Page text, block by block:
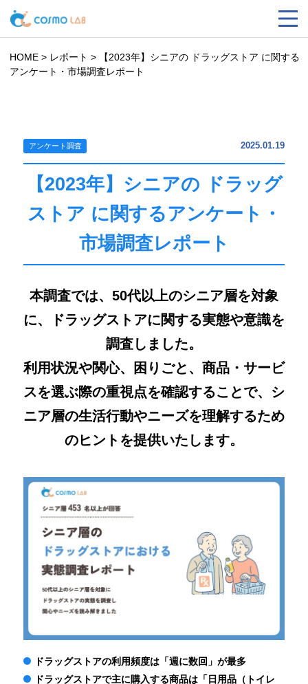
HOME > レポート >
【2023年】シニアの ドラッグストア に関する
アンケート・市場調査レポート
アンケート調査 2025.01.19
【2023年】シニアの ドラッグ
ストア に関するアンケート・
市場調査レポート
本調査では、50代以上のシニア層を対象
に、ドラッグストアに関する実態や意識を
調査しました。
利用状況や関心、困りごと、商品・サービ
スを選ぶ際の重視点を確認することで、シ
ニア層の生活行動やニーズを理解するため
のヒントを提供いたします。
ドラッグストアの利用頻度は「週に数回」が最多
ドラッグストアで主に購入する商品は「日用品（トイレ